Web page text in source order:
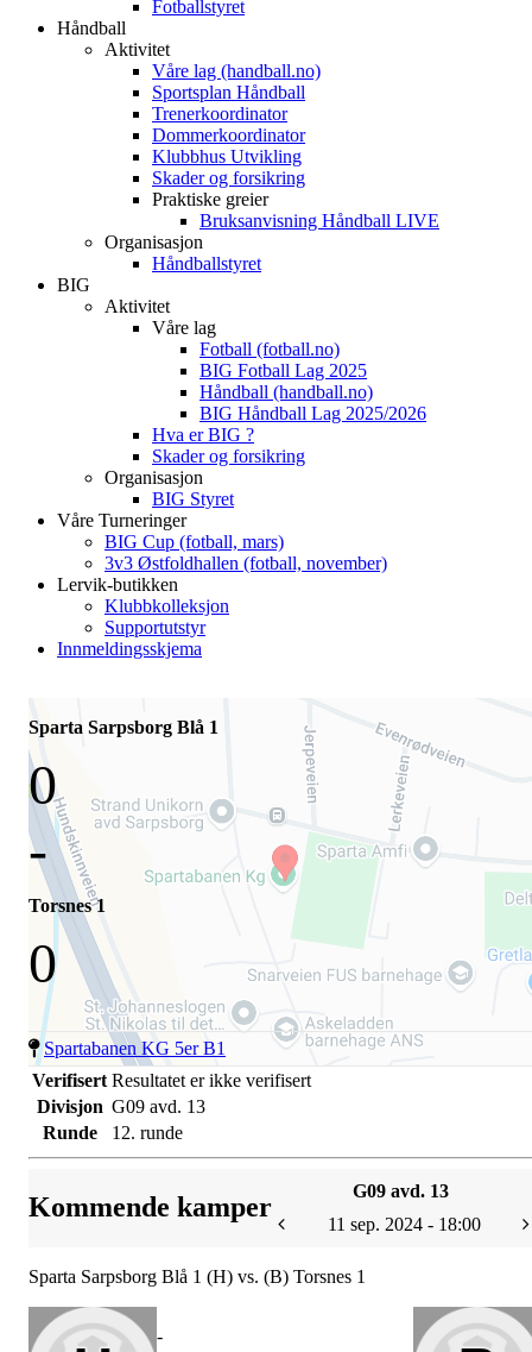
Fotballstyret
Håndball
Aktivitet
Våre lag (handball.no)
Sportsplan Håndball
Trenerkoordinator
Dommerkoordinator
Klubbhus Utvikling
Skader og forsikring
Praktiske greier
Bruksanvisning Håndball LIVE
Organisasjon
Håndballstyret
BIG
Aktivitet
Våre lag
Fotball (fotball.no)
BIG Fotball Lag 2025
Håndball (handball.no)
BIG Håndball Lag 2025/2026
Hva er BIG ?
Skader og forsikring
Organisasjon
BIG Styret
Våre Turneringer
BIG Cup (fotball, mars)
3v3 Østfoldhallen (fotball, november)
Lervik-butikken
Klubbkolleksjon
Supportutstyr
Innmeldingsskjema
Sparta Sarpsborg Blå 1
0
-
Torsnes 1
0
Spartabanen KG 5er B1
Verifisert Resultatet er ikke verifisert
Divisjon G09 avd. 13
Runde
12. runde
Kommende kamper
G09 avd. 13
11 sep. 2024 - 18:00
Sparta Sarpsborg Blå 1 (H) vs. (B) Torsnes 1
-